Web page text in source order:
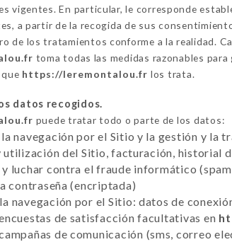
vigentes. En particular, le corresponde
a partir de la recogida de sus
de los tratamientos conforme a la realidad.
toma todas las medidas razonables
https://leremontalou.fr los trata.
datos recogidos.
puede tratar todo o parte de los datos:
navegación por el Sitio y la gestión y la
utilización del Sitio, facturación, historial
luchar contra el fraude informático
contraseña (encriptada)
navegación por el Sitio: datos de
de satisfacción facultativas en
de comunicación (sms, correo